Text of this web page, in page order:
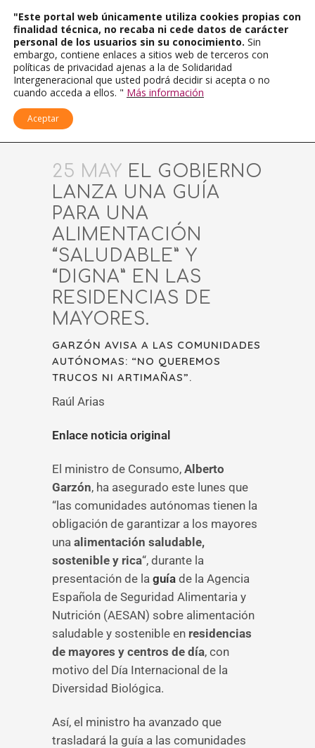
25 MAY EL GOBIERNO
LANZA UNA GUÍA
PARA UNA
ALIMENTACIÓN
“SALUDABLE” Y
“DIGNA” EN LAS
RESIDENCIAS DE
MAYORES.
GARZÓN AVISA A LAS COMUNIDADES
AUTÓNOMAS: “NO QUEREMOS
TRUCOS NI ARTIMAÑAS”.
Raúl Arias
Enlace noticia original
El ministro de Consumo, Alberto
Garzón, ha asegurado este lunes que
“las comunidades autónomas tienen la
obligación de garantizar a los mayores
una alimentación saludable,
sostenible y rica“, durante la
presentación de la guía de la Agencia
Española de Seguridad Alimentaria y
Nutrición (AESAN) sobre alimentación
saludable y sostenible en residencias
de mayores y centros de día, con
motivo del Día Internacional de la
Diversidad Biológica.
Así, el ministro ha avanzado que
trasladará la guía a las comunidades
"Este portal web únicamente utiliza cookies propias con
finalidad técnica, no recaba ni cede datos de carácter
personal de los usuarios sin su conocimiento. Sin
embargo, contiene enlaces a sitios web de terceros con
políticas de privacidad ajenas a la de Solidaridad
Intergeneracional que usted podrá decidir si acepta o no
cuando acceda a ellos. " Más información
Aceptar